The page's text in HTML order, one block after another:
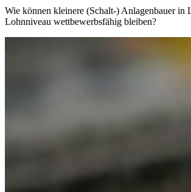
Wie können kleinere (Schalt-) Anlagenbauer in
Lohnniveau wettbewerbsfähig bleiben?